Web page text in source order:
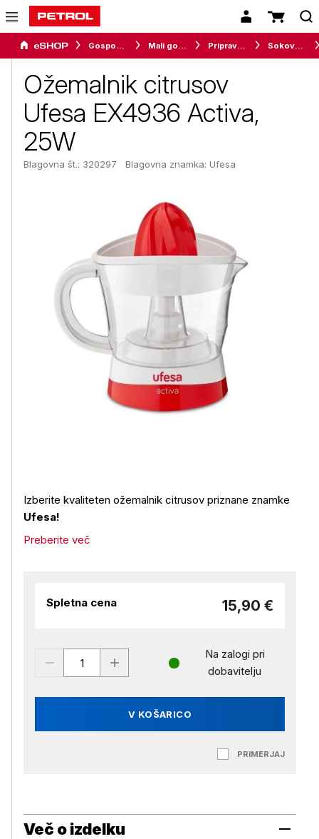
Gospodinjski aparati Mali gospodinjski aparati Priprava napitkov Sokovniki in ožemalniki
Ožemalnik citrusov
Ufesa EX4936 Activa,
25W
Blagovna št.: 320297 Blagovna znamka: Ufesa
Izberite kvaliteten ožemalnik citrusov priznane znamke
Ufesa!
Preberite več
Spletna cena 15,90 €
V KOŠARICO
Na zalogi pri
dobavitelju
PRIMERJAJ
Več o izdelku